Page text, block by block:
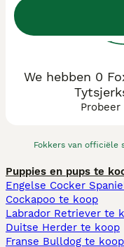
Fokkers van officiële
We hebben 0
Puppies en pups te
Engelse Cocker
Cockapoo te koop
Labrador Retriever te
Duitse Herder te koop
Franse Bulldog te koop